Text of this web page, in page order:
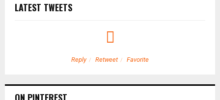
LATEST TWEETS
Reply Retweet Favorite